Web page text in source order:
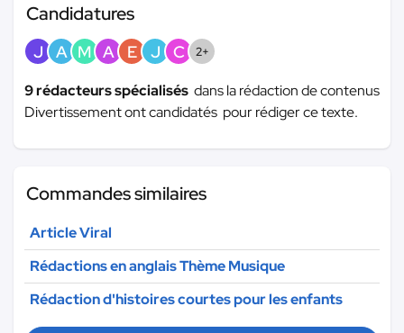
Candidatures
J A M A E J C 2+
9 rédacteurs spécialisés dans la rédaction de contenus
Divertissement ont candidatés pour rédiger ce texte.
Commandes similaires
Article Viral
Rédactions en anglais Thème Musique
Rédaction d'histoires courtes pour les enfants